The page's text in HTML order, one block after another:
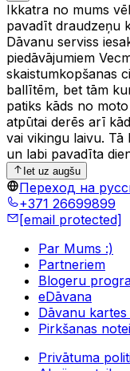
Ikkatra no mums
pavadīt draudzeņu
Dāvanu serviss
piedāvājumiem
skaistumkopšanas
ballītēm, bet tām
patiks kāds no
atpūtai derēs arī
vai vikingu laivu.
un labi pavadīta
Iet uz augšu
Переход на
+371 26699899
[email protected]
Par Mums :)
Partneriem
Blogeru
eDāvana
Dāvanu
Pirkšanas
Privātuma